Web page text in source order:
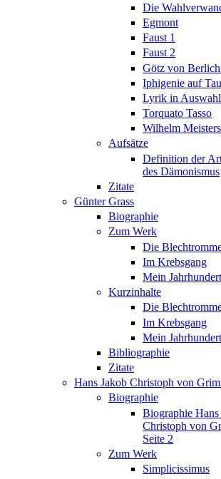
Die
Egmont
Faust 1
Faust 2
Götz von
Iphigenie auf
Lyrik in Auswahl
Torquato Tasso
Wilhelm
Aufsätze
Definition der
des Dämonismus
Zitate
Günter Grass
Biographie
Zum Werk
Die
Im Krebsgang
Mein Jahrhundert
Kurzinhalte
Die
Im Krebsgang
Mein Jahrhundert
Bibliographie
Zitate
Hans Jakob Christoph von
Biographie
Biographie Hans
Christoph von
Seite 2
Zum Werk
Simplicissimus